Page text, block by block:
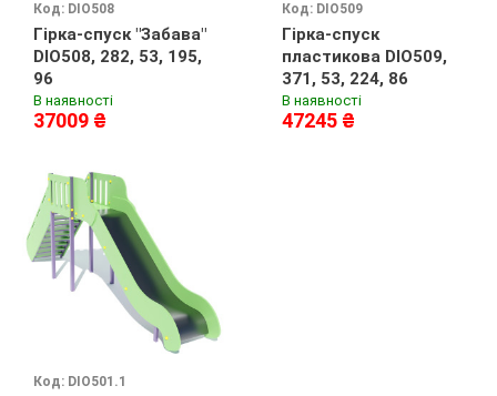
Код: DIO508
Гірка-спуск "Забава"
DIO508, 282, 53, 195,
96
В наявності
37009 ₴
Код: DIO509
Гірка-спуск
пластикова DIO509,
371, 53, 224, 86
В наявності
47245 ₴
Код: DIO501.1